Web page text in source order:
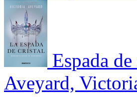
Espada
Aveyard,